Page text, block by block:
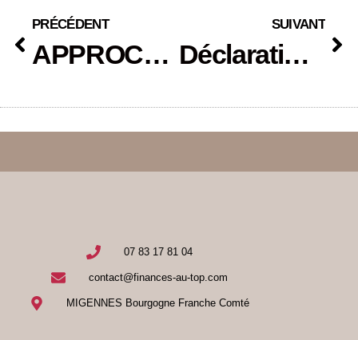
PRÉCÉDENT
APPROCHE THEMATIQUE DE L’ARGENT
SUIVANT
Déclaration de confidentialité (UE)
07 83 17 81 04
contact@finances-au-top.com
MIGENNES Bourgogne Franche Comté